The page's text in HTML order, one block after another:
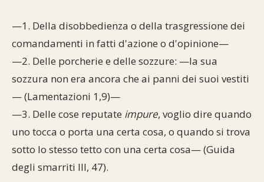
—1. Della disobbedienza o della trasgressione dei
comandamenti in fatti d'azione o d'opinione—
—2. Delle porcherie e delle sozzure: —la sua
sozzura non era ancora che ai panni dei suoi vestiti
— (Lamentazioni 1,9)—
—3. Delle cose reputate impure, voglio dire quando
uno tocca o porta una certa cosa, o quando si trova
sotto lo stesso tetto con una certa cosa— (Guida
degli smarriti III, 47).